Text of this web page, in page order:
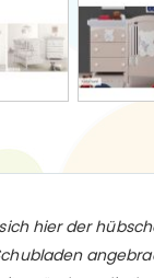
hier der